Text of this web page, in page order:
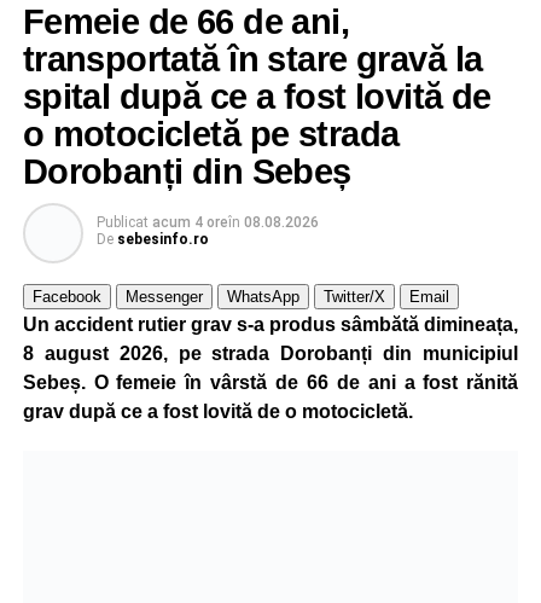
Femeie de 66 de ani,
transportată în stare gravă la
spital după ce a fost lovită de
o motocicletă pe strada
Dorobanți din Sebeș
Publicat acum 4 oreîn 08.08.2026
De sebesinfo.ro
Facebook Messenger WhatsApp Twitter/X Email
Un accident rutier grav s-a produs sâmbătă dimineața,
8 august 2026, pe strada Dorobanți din municipiul
Sebeș. O femeie în vârstă de 66 de ani a fost rănită
grav după ce a fost lovită de o motocicletă.